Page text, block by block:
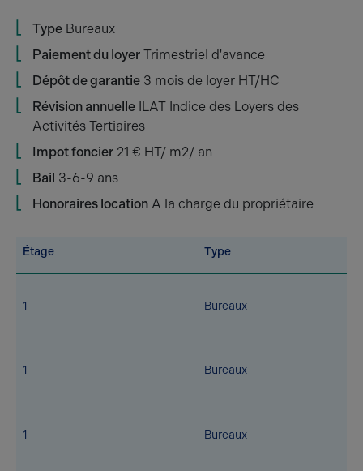
Type Bureaux
Paiement du loyer Trimestriel d'avance
Dépôt de garantie 3 mois de loyer HT/HC
Révision annuelle ILAT Indice des Loyers des
Activités Tertiaires
Impot foncier 21 € HT/ m2/ an
Bail 3-6-9 ans
Honoraires location A la charge du propriétaire
Étage Type
1 Bureaux
1 Bureaux
1 Bureaux